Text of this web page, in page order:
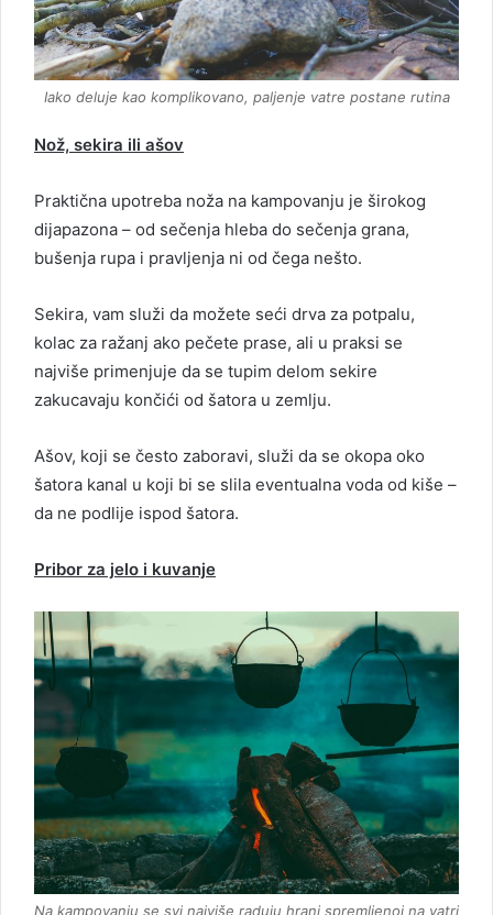
Iako deluje kao komplikovano, paljenje vatre postane rutina
Nož, sekira ili ašov
Praktična upotreba noža na kampovanju je širokog
dijapazona – od sečenja hleba do sečenja grana,
bušenja rupa i pravljenja ni od čega nešto.
Sekira, vam služi da možete seći drva za potpalu,
kolac za ražanj ako pečete prase, ali u praksi se
najviše primenjuje da se tupim delom sekire
zakucavaju končići od šatora u zemlju.
Ašov, koji se često zaboravi, služi da se okopa oko
šatora kanal u koji bi se slila eventualna voda od kiše –
da ne podlije ispod šatora.
Pribor za jelo i kuvanje
Na kampovanju se svi najviše raduju hrani spremljenoj na vatri